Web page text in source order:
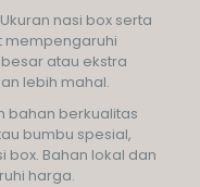
nasi box serta
mempengaruhi
atau ekstra
lebih mahal.
bahan berkualitas
bumbu spesial,
box. Bahan lokal dan
harga.